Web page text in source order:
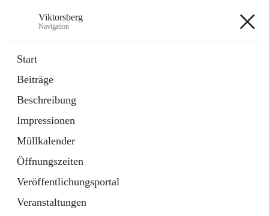
Viktorsberg
Navigation
Start
Beiträge
Beschreibung
Impressionen
Müllkalender
Öffnungszeiten
Veröffentlichungsportal
Veranstaltungen
1 Schnellzugriff
Bürgerservice
10 Schnellzugriffe